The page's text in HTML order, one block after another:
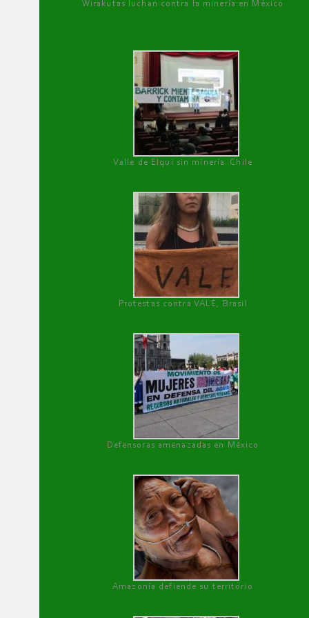
Wirakutas luchan contra la minería en México
Valle de Elqui sin minería. Chile
Protestas contra VALE, Brasil
Defensoras amenazadas en México
Amazonía defiende su territorio